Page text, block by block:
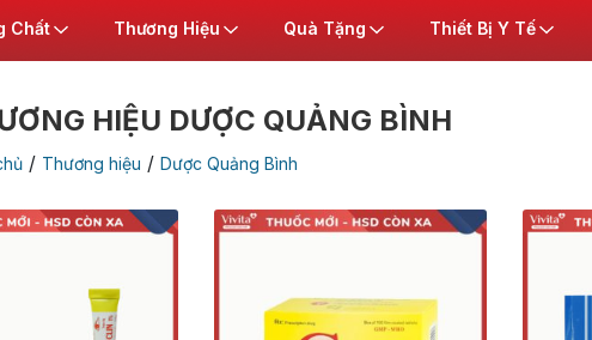
Chất Thương Hiệu Quà Tặng Thiết Bị Y Tế
HIỆU DƯỢC QUẢNG BÌNH
/ Thương hiệu / Dược Quảng Bình